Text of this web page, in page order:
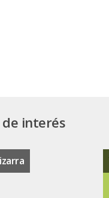
de interés